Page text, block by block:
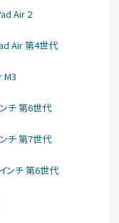
Air 2
Air 第4世代
M3
チ 第6世代
チ 第7世代
ンチ 第6世代